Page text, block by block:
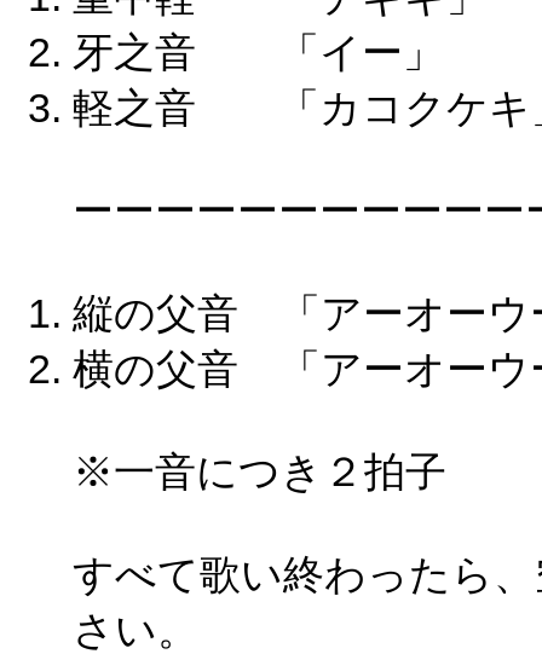
牙之音 「イー
軽之音 「カコクケ
ーーーーーーーーーー
縦の父音 「アーオー
横の父音 「アーオー
※一音につき２拍子
すべて歌い終わったら
さい。